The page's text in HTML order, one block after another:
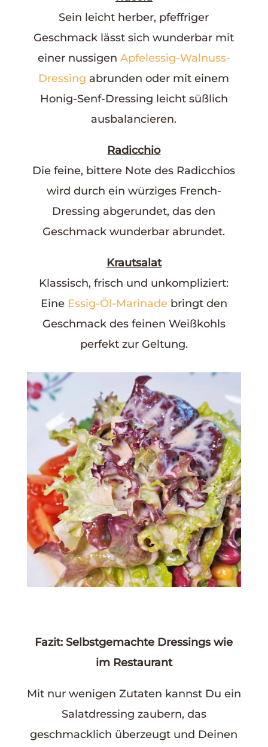
Sein leicht herber, pfeffriger
Geschmack lässt sich wunderbar mit
einer nussigen Apfelessig-Walnuss-
Dressing abrunden oder mit einem
Honig-Senf-Dressing leicht süßlich
ausbalancieren.
Radicchio
Die feine, bittere Note des Radicchios
wird durch ein würziges French-
Dressing abgerundet, das den
Geschmack wunderbar abrundet.
Krautsalat
Klassisch, frisch und unkompliziert:
Eine Essig-Öl-Marinadebringt den
Geschmack des feinen Weißkohls
perfekt zur Geltung.
Fazit: Selbstgemachte Dressings wie
im Restaurant
Mit nur wenigen Zutaten kannst Du ein
Salatdressing zaubern, das
geschmacklich überzeugt und Deinen